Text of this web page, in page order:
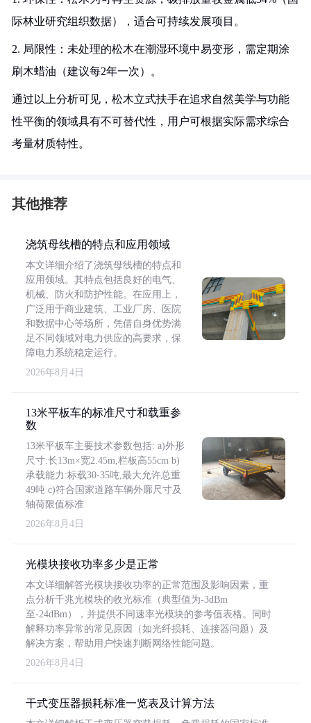
际林业研究组织数据），适合可持续发展项目。
2. 局限性：未处理的松木在潮湿环境中易变形，需定期涂
刷木蜡油（建议每2年一次）。
通过以上分析可见，松木立式扶手在追求自然美学与功能
性平衡的领域具有不可替代性，用户可根据实际需求综合
考量材质特性。
其他推荐
浇筑母线槽的特点和应用领域
本文详细介绍了浇筑母线槽的特点和
应用领域。其特点包括良好的电气、
机械、防火和防护性能。在应用上，
广泛用于商业建筑、工业厂房、医院
和数据中心等场所，凭借自身优势满
足不同领域对电力供应的高要求，保
障电力系统稳定运行。
2026年8月4日
13米平板车的标准尺寸和载重参
数
13米平板车主要技术参数包括: a)外形
尺寸:长13m×宽2.45m,栏板高55cm b)
承载能力:标载30-35吨,最大允许总重
49吨 c)符合国家道路车辆外廓尺寸及
轴荷限值标准
2026年8月4日
光模块接收功率多少是正常
本文详细解答光模块接收功率的正常范围及影响因素，重
点分析千兆光模块的收光标准（典型值为-3dBm
至-24dBm），并提供不同速率光模块的参考值表格。同时
解释功率异常的常见原因（如光纤损耗、连接器问题）及
解决方案，帮助用户快速判断网络性能问题。
2026年8月4日
干式变压器损耗标准一览表及计算方法